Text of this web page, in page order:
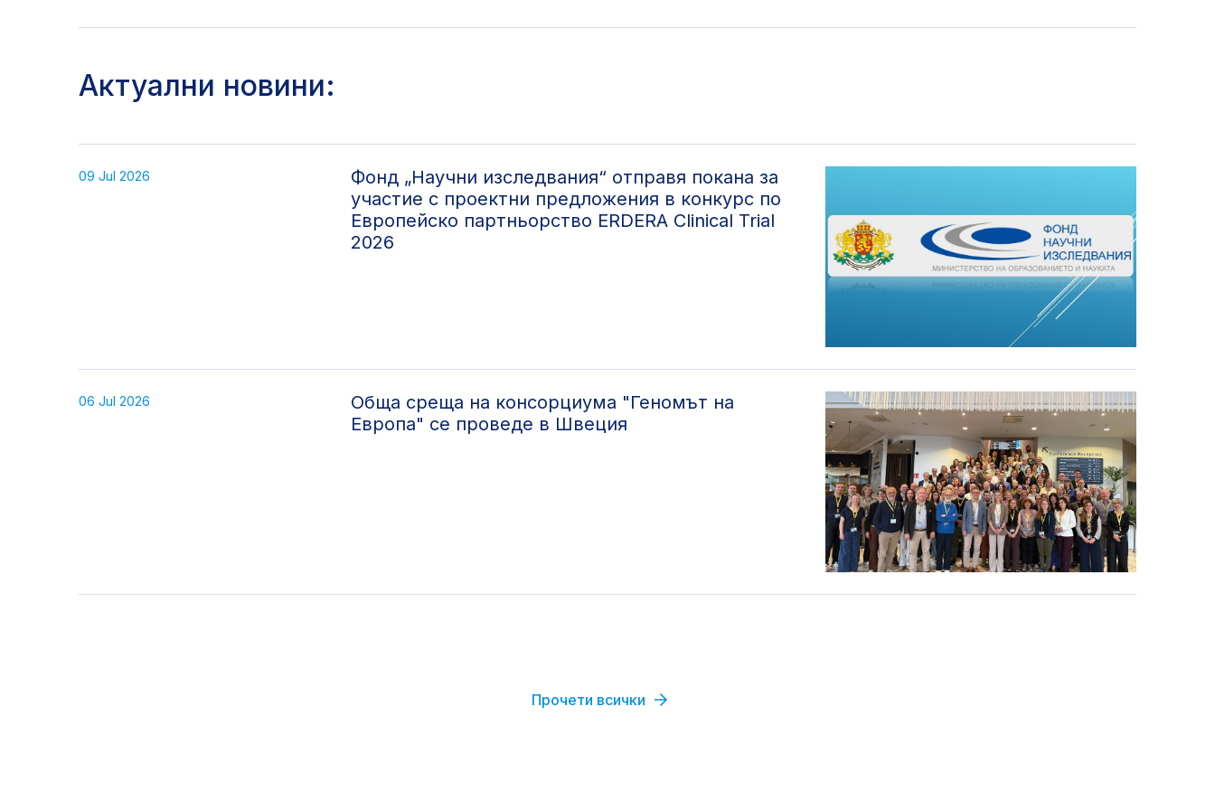
Актуални новини:
09 Jul 2026
Фонд „Научни изследвания“ отправя покана за
участие с проектни предложения в конкурс по
Европейско партньорство ERDERA Clinical Trial
2026
06 Jul 2026
Обща среща на консорциума "Геномът на
Европа" се проведе в Швеция
Прочети всички